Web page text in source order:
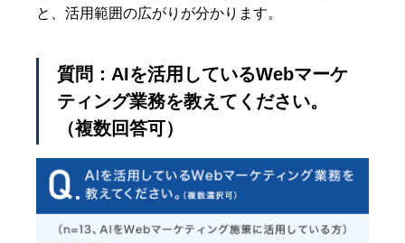
と、活用範囲の広がりが分かります。
質問：AIを活用しているWebマーケ
ティング業務を教えてください。
（複数回答可）